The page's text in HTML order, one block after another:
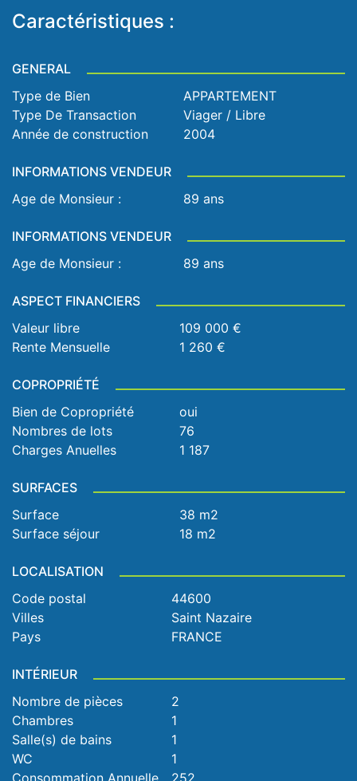
Caractéristiques :
GENERAL
Type de Bien
APPARTEMENT
Type De Transaction
Viager / Libre
Année de construction
2004
INFORMATIONS VENDEUR
Age de Monsieur :
89 ans
INFORMATIONS VENDEUR
Age de Monsieur :
89 ans
ASPECT FINANCIERS
Valeur libre
109 000 €
Rente Mensuelle
1 260 €
COPROPRIÉTÉ
Bien de Copropriété
oui
Nombres de lots
76
Charges Anuelles
1 187
SURFACES
Surface
38 m2
Surface séjour
18 m2
LOCALISATION
Code postal
44600
Villes
Saint Nazaire
Pays
FRANCE
INTÉRIEUR
Nombre de pièces
2
Chambres
1
Salle(s) de bains
1
WC
1
Consommation Annuelle
252